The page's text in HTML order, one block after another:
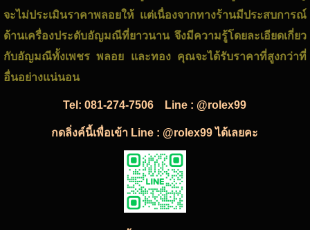
จะไม่ประเมินราคาพลอยให้ แต่เนื่องจากทางร้านมีประสบการณ์
ด้านเครื่องประดับอัญมณีที่ยาวนาน จึงมีความรู้โดยละเอียดเกี่ยว
กับอัญมณีทั้งเพชร พลอย และทองคุณจะได้รับราคาที่สูงกว่าที่
อื่นอย่างแน่นอน
Tel:081-274-7506 Line : @rolex99
กดลิ่งค์นี้เพื่อเข้า Line : @rolex99 ได้เลยคะ